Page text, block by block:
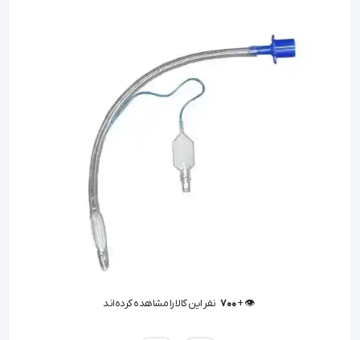
👁️ +
700 نفر این کالا را مشاهده کرده‌اند